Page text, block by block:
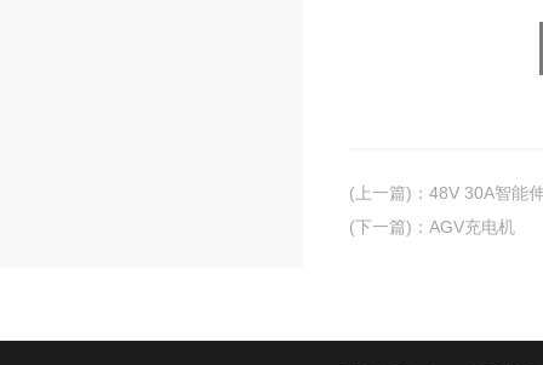
(上一篇) ： 48V 30A智能
(下一篇) ： AGV充电机